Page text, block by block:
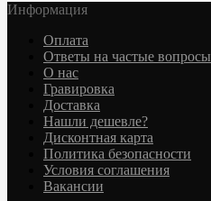
Информация
Оплата
Ответы на частые вопросы
О нас
Гравировка
Доставка
Нашли дешевле?
Дисконтная карта
Политика безопасности
Условия соглашения
Вакансии